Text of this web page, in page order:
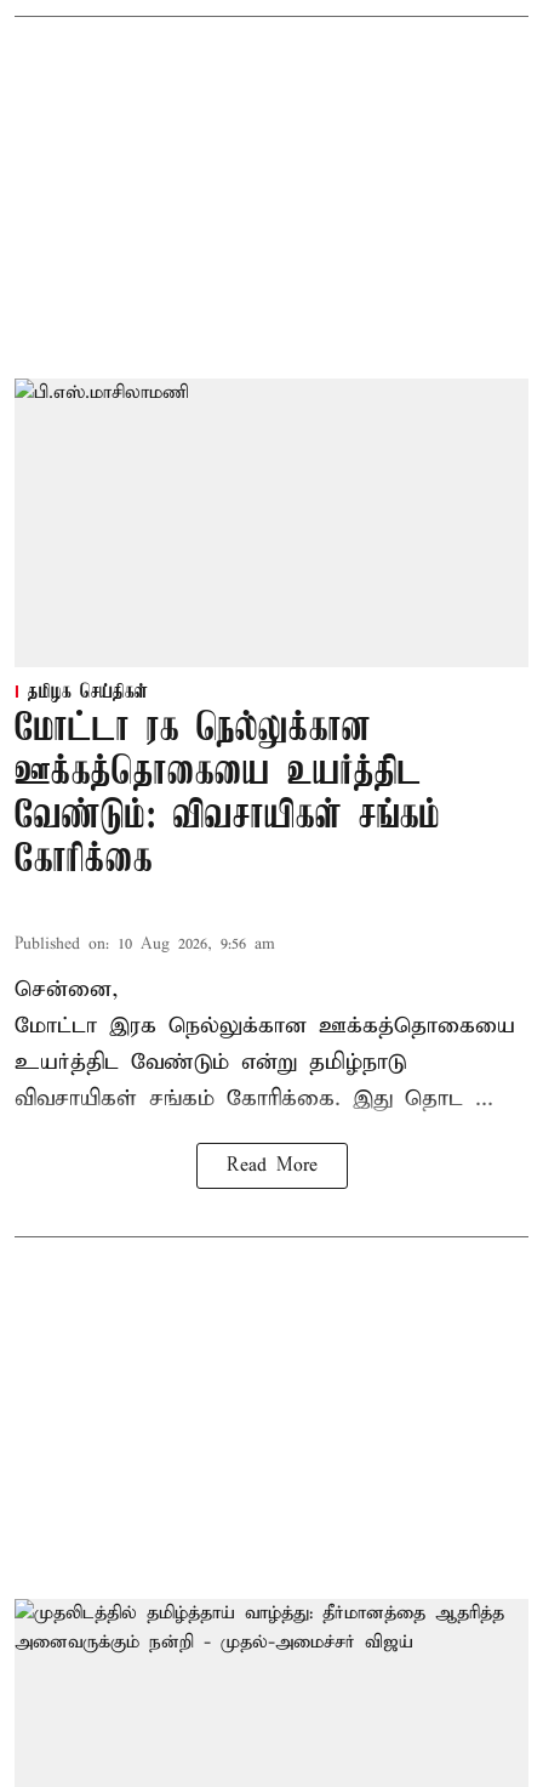
தமிழக செய்திகள்
மோட்டா ரக நெல்லுக்கான
ஊக்கத்தொகையை உயர்த்திட
வேண்டும்: விவசாயிகள் சங்கம்
கோரிக்கை
Published on: 10 Aug 2026, 9:56 am
சென்னை,
மோட்டா இரக நெல்லுக்கான ஊக்கத்தொகையை
உயர்த்திட வேண்டும் என்று தமிழ்நாடு
விவசாயிகள் சங்கம் கோரிக்கை. இது தொட ...
Read More